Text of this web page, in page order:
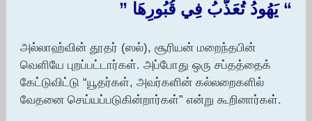
“‏ يَهُودُ تُعَذَّبُ فِي قُبُورِهَا ‏”‏ ‏
அல்லாஹ்வின் தூதர் (ஸல்), சூரியன் மறைந்தபின்
வெளியே புறப்பட்டார்கள். அப்போது ஒரு சப்தத்தைக்
கேட்டுவிட்டு “யூதர்கள், அவர்களின் கல்லறைகளில்
வேதனை செய்யப்படுகின்றார்கள்” என்று கூறினார்கள்.